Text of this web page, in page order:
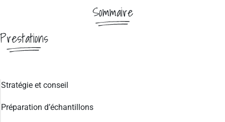
Sommaire
Prestations
Stratégie et conseil
Préparation d’échantillons